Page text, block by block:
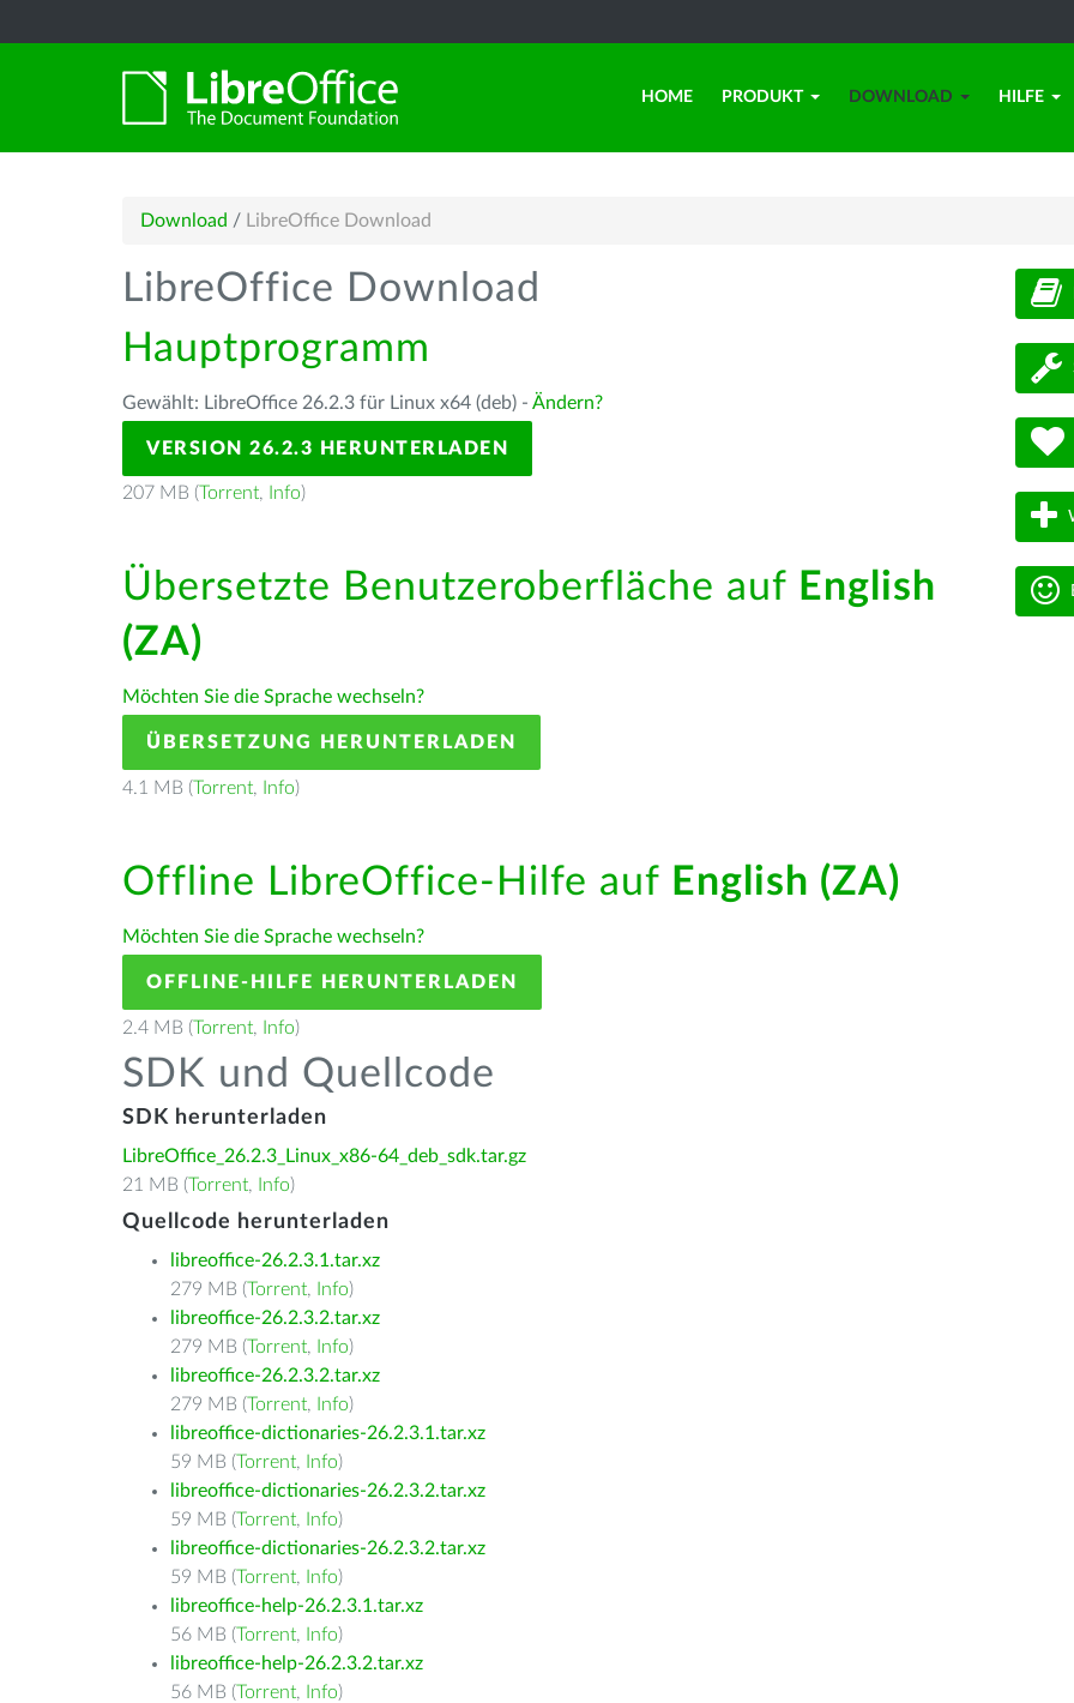
HOME PRODUKT DOWNLOAD HILFE
Download / LibreOffice Download
LibreOffice Download
Hauptprogramm
Gewählt: LibreOffice 26.2.3 für Linux x64 (deb) - Ändern?
VERSION 26.2.3 HERUNTERLADEN
207 MB (Torrent, Info)
Übersetzte Benutzeroberfläche auf English
(ZA)
Möchten Sie die Sprache wechseln?
ÜBERSETZUNG HERUNTERLADEN
4.1 MB (Torrent, Info)
Offline LibreOffice-Hilfe auf English (ZA)
Möchten Sie die Sprache wechseln?
OFFLINE-HILFE HERUNTERLADEN
2.4 MB (Torrent, Info)
SDK und Quellcode
SDK herunterladen
LibreOffice_26.2.3_Linux_x86-64_deb_sdk.tar.gz
21 MB (Torrent, Info)
Quellcode herunterladen
libreoffice-26.2.3.1.tar.xz
279 MB (Torrent, Info)
libreoffice-26.2.3.2.tar.xz
279 MB (Torrent, Info)
libreoffice-26.2.3.2.tar.xz
279 MB (Torrent, Info)
libreoffice-dictionaries-26.2.3.1.tar.xz
59 MB (Torrent, Info)
libreoffice-dictionaries-26.2.3.2.tar.xz
59 MB (Torrent, Info)
libreoffice-dictionaries-26.2.3.2.tar.xz
59 MB (Torrent, Info)
libreoffice-help-26.2.3.1.tar.xz
56 MB (Torrent, Info)
libreoffice-help-26.2.3.2.tar.xz
56 MB (Torrent, Info)